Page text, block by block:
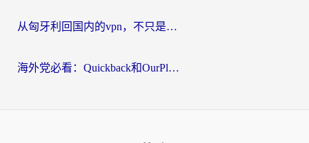
从匈牙利回国内的vpn，不只是为了刷剧那么简单
海外党必看：Quickback和OurPlay好用吗？3分钟选对回国加速器，无缝刷剧玩游戏